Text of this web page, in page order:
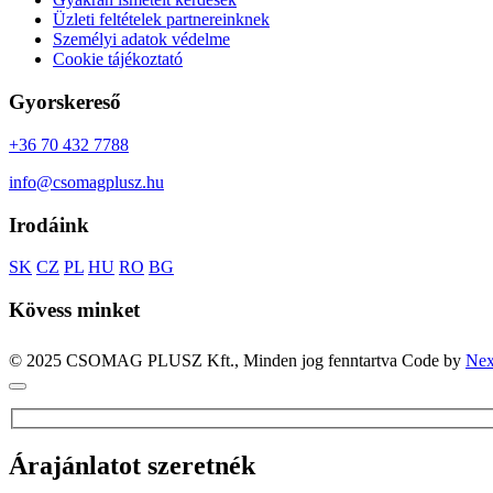
Üzleti feltételek partnereinknek
Személyi adatok védelme
Cookie tájékoztató
Gyorskereső
+36 70 432 7788
info@csomagplusz.hu
Irodáink
SK CZ PL HU RO BG
Kövess minket
© 2025 CSOMAG PLUSZ Kft., Minden jog fenntartva Code by
Árajánlatot szeretnék